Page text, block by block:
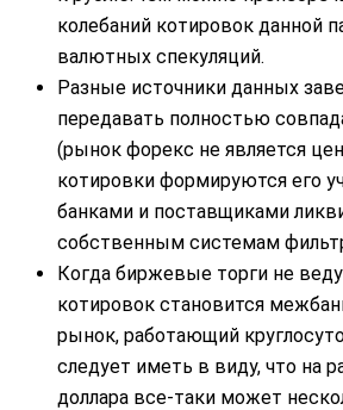
колебаний котировок данной
валютных спекуляций.
Разные источники данных
передавать полностью
(рынок форекс не является
котировки формируются его
банками и поставщиками
собственным системам
Когда биржевые торги не
котировок становится
рынок, работающий
следует иметь в виду, что на
доллара все-таки может